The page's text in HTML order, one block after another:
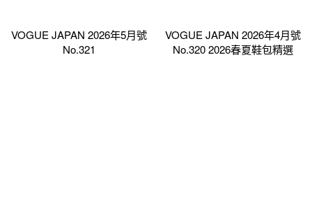
VOGUE JAPAN 2026年5月號
No.321
VOGUE JAPAN 2026年4月號
No.320 2026春夏鞋包精選